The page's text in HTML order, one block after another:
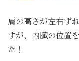
肩の高さが左右ず
すが、内臓の位置
た！